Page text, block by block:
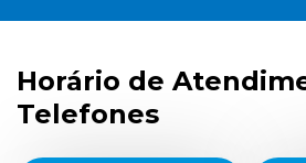
Horário de
Telefones